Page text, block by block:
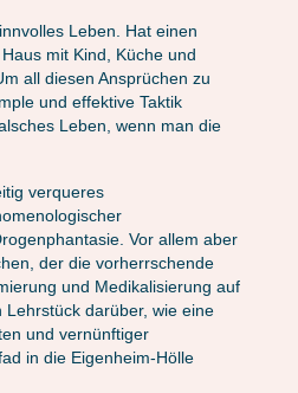
Leben. Hat einen
mit Kind, Küche und
all diesen Ansprüchen zu
und effektive Taktik
Leben, wenn man die
verqueres
Vor allem aber
der die vorherrschende
und Medikalisierung auf
darüber, wie eine
und vernünftiger
in die Eigenheim-Hölle